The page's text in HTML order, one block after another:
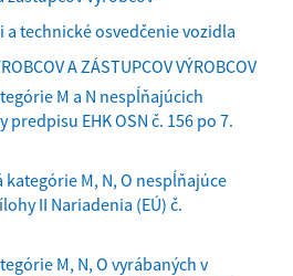
a technické osvedčenie vozidla
A ZÁSTUPCOV VÝROBCOV
M a N nespĺňajúcich
EHK OSN č. 156 po 7.
M, N, O nespĺňajúce
II Nariadenia (EÚ) č.
M, N, O vyrábaných v